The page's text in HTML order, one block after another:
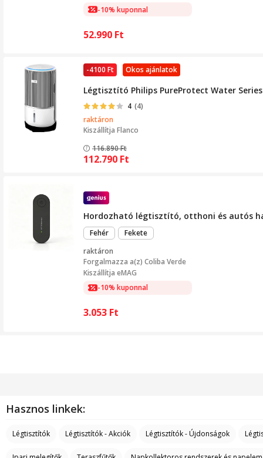
-10% kuponnal
52.990 Ft
Okos ajánlatok
-4100 Ft
Légtisztító Philips PureProtect Water
4 (4)
raktáron
Kiszállítja Flanco
116.890Ft
112.790 Ft
Hordozható légtisztító, otthoni és autós
Fehér
Fekete
raktáron
Forgalmazza a(z) Coliba Verde
Kiszállítja eMAG
-10% kuponnal
3.053 Ft
Hasznos linkek:
Légtisztítók Légtisztítók - Akciók Légtisztítók - Újdonságok